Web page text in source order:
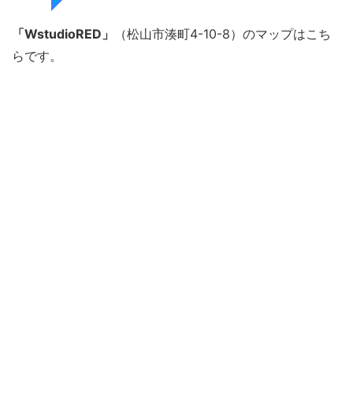
「WstudioRED」
（松山市湊町4-10-8）のマップはこち
らです。